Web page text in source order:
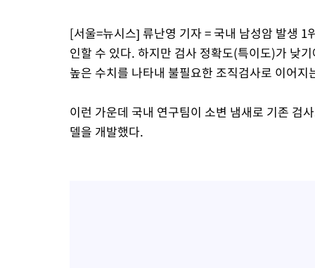
[속보]산업장관 "李정부, 원전 반대 안해…안정 전력 위해 불가피"
[속보]경찰, '홍명보 선임 논란' 대한축구협회·축구회관 등 압수수
[서울=뉴시스] 류난영 기자 = 국내 남성암 발생
인할 수 있다. 하지만 검사 정확도(특이도)가 낮
높은 수치를 나타내 불필요한 조직검사로 이어지
이런 가운데 국내 연구팀이 소변 냄새로 기존 검
델을 개발했다.